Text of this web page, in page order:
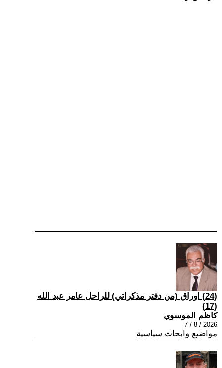
(24) اوراق (من دفتر مذكراتي) للراحل عامر عبد الله
(17)
كاظم الموسوي
2026 / 8 / 7
مواضيع وابحاث سياسية